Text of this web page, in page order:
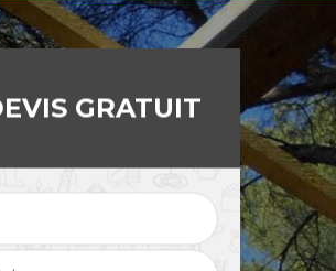
de velux
71
Réparation et
changement de
et faîtage 71
GRATUIT